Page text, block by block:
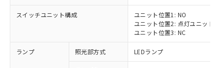
スイッチユニット構成
ユニット位置1: NO
ユニット位置2: 点灯ユニット
ユニット位置3: NC
ランプ 照光部方式 LEDランプ